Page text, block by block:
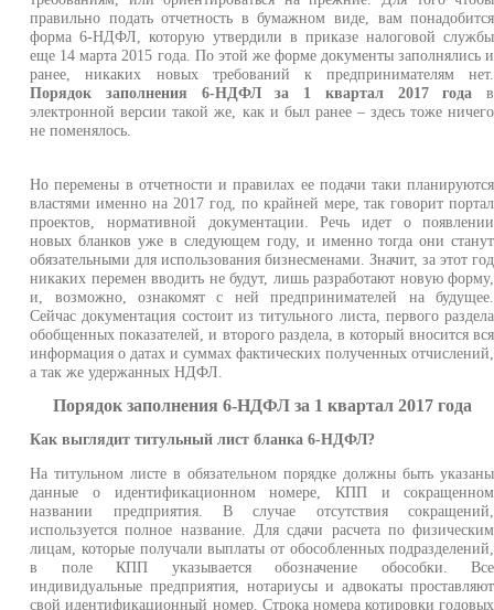
правильно подать отчетность в бумажном виде, вам понадобится
форма 6-НДФЛ, которую утвердили в приказе налоговой службы
еще 14 марта 2015 года. По этой же форме документы заполнялись и
ранее, никаких новых требований к предпринимателям нет.
Порядок заполнения 6-НДФЛ за 1 квартал 2017 года в
электронной версии такой же, как и был ранее – здесь тоже ничего
не поменялось.
Но перемены в отчетности и правилах ее подачи таки планируются
властями именно на 2017 год, по крайней мере, так говорит портал
проектов, нормативной документации. Речь идет о появлении
новых бланков уже в следующем году, и именно тогда они станут
обязательными для использования бизнесменами. Значит, за этот год
никаких перемен вводить не будут, лишь разработают новую форму,
и, возможно, ознакомят с ней предпринимателей на будущее.
Сейчас документация состоит из титульного листа, первого раздела
обобщенных показателей, и второго раздела, в который вносится вся
информация о датах и суммах фактических полученных отчислений,
а так же удержанных НДФЛ.
Порядок заполнения 6-НДФЛ за 1 квартал 2017 года
Как выглядит титульный лист бланка 6-НДФЛ?
На титульном листе в обязательном порядке должны быть указаны
данные о идентификационном номере, КПП и сокращенном
названии предприятия. В случае отсутствия сокращений,
используется полное название. Для сдачи расчета по физическим
лицам, которые получали выплаты от обособленных подразделений,
в поле КПП указывается обозначение обособки. Все
индивидуальные предприятия, нотариусы и адвокаты проставляют
свой идентификационный номер. Строка номера котировки годовых